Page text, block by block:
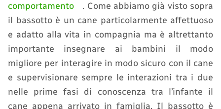
comportamento
. Come abbiamo già visto sopra
il bassotto è un cane particolarmente affettuoso
e adatto alla vita in compagnia ma è altrettanto
importante insegnare ai bambini il modo
migliore per interagire in modo sicuro con il cane
e supervisionare sempre le interazioni tra i due
nelle prime fasi di conoscenza tra l’infante il
cane appena arrivato in famiglia. Il bassotto è